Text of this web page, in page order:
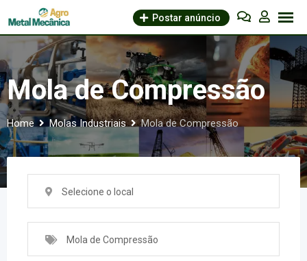
to
Postar anúncio
Mola de Compressão
Home Molas Industriais Mola de Compressão
Selecione o local
Mola de Compressão